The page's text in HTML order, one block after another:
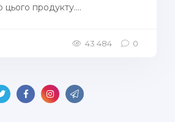
продукту....
43 484 0